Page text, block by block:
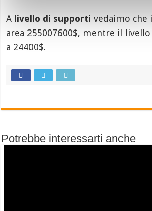
A livello di supportivedaimo che
area 255007600$, mentre il
a 24400$.
Potrebbe interessarti anche